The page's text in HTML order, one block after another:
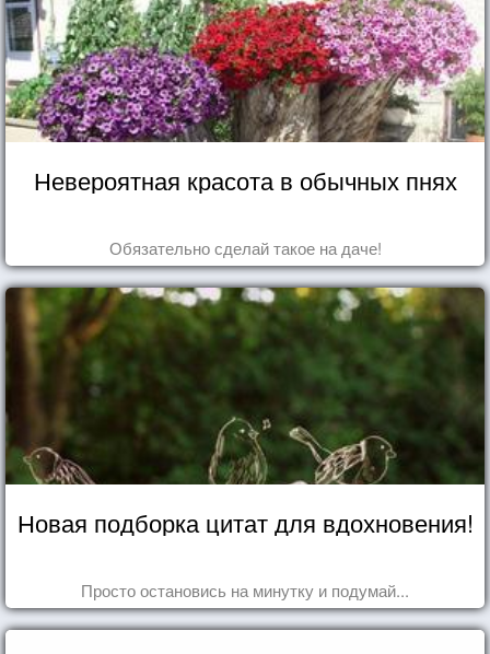
Невероятная красота в обычных пнях
Обязательно сделай такое на даче!
Новая подборка цитат для вдохновения!
Просто остановись на минутку и подумай...